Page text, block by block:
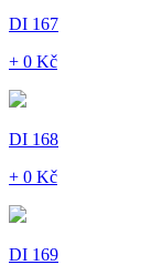
DI 167
+ 0 Kč
DI 168
+ 0 Kč
DI 169